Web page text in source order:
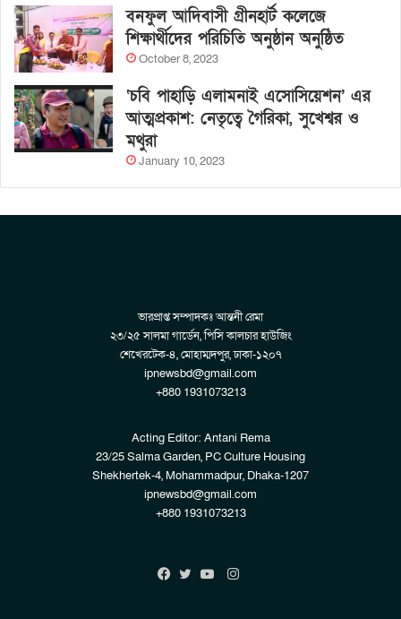
বনফুল আদিবাসী গ্রীনহার্ট কলেজে
শিক্ষার্থীদের পরিচিতি অনুষ্ঠান অনুষ্ঠিত
October 8, 2023
‘চবি পাহাড়ি এলামনাই এসোসিয়েশন’ এর
আত্মপ্রকাশ: নেতৃত্বে গৈরিকা, সুখেশ্বর ও
মথুরা
January 10, 2023
ভারপ্রাপ্ত সম্পাদকঃ আন্তনী রেমা
২৩/২৫ সালমা গার্ডেন, পিসি কালচার হাউজিং
শেখেরটেক-৪, মোহাম্মদপুর, ঢাকা-১২০৭
ipnewsbd@gmail.com
+880 1931073213
Acting Editor: Antani Rema
23/25 Salma Garden, PC Culture Housing
Shekhertek-4, Mohammadpur, Dhaka-1207
ipnewsbd@gmail.com
+880 1931073213
Instagram